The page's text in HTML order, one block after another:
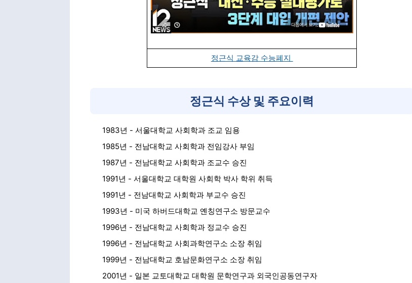
정근식 교육감 수능폐지
정근식 수상 및 주요이력
1983년 - 서울대학교 사회학과 조교 임용
1985년 - 전남대학교 사회학과 전임강사 부임
1987년 - 전남대학교 사회학과 조교수 승진
1991년 - 서울대학교 대학원 사회학 박사 학위 취득
1991년 - 전남대학교 사회학과 부교수 승진
1993년 - 미국 하버드대학교 옌칭연구소 방문교수
1996년 - 전남대학교 사회학과 정교수 승진
1996년 - 전남대학교 사회과학연구소 소장 취임
1999년 - 전남대학교 호남문화연구소 소장 취임
2001년 - 일본 교토대학교 대학원 문학연구과 외국인공동연구자